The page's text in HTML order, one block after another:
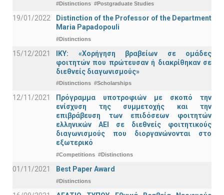
#Distinctions #Postgraduate Studies
19/01/2022
Distinction of the Professor of the Department
Maria Papadopouli
#Distinctions
15/12/2021
IKY: «Χορήγηση βραβείων σε ομάδες
φοιτητών που πρώτευσαν ή διακρίθηκαν σε
διεθνείς διαγωνισμούς»
#Distinctions #Scholarships
12/11/2021
Πρόγραμμα υποτροφιών με σκοπό την
ενίσχυση της συμμετοχής και την
επιβράβευση των επιδόσεων φοιτητών
ελληνικών ΑΕΙ σε διεθνείς φοιτητικούς
διαγωνισμούς που διοργανώνονται στο
εξωτερικό
#Competitions #Distinctions
01/11/2021 Best Paper Award
#Distinctions